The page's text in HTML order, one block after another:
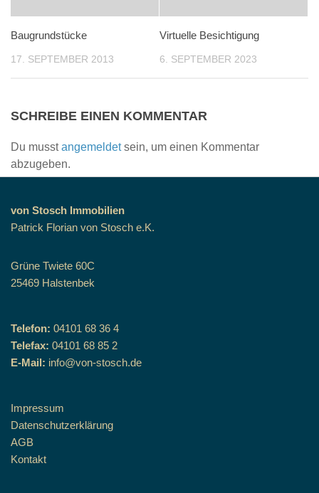
Baugrundstücke
17. SEPTEMBER 2013
Virtuelle Besichtigung
6. SEPTEMBER 2023
SCHREIBE EINEN KOMMENTAR
Du musstangemeldetsein, um einen Kommentar
abzugeben.
von Stosch Immobilien
Patrick Florian von Stosch e.K.
Grüne Twiete 60C
25469 Halstenbek
Telefon: 04101 68 36 4
Telefax: 04101 68 85 2
E-Mail: info@von-stosch.de
Impressum
Datenschutzerklärung
AGB
Kontakt